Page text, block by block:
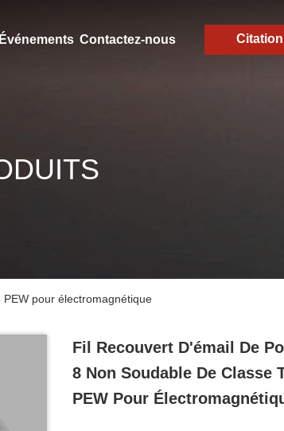
Événements Contactez-nous Citation
pour électromagnétique
Fil Recouvert D'émail De
8 Non Soudable De Classe
PEW Pour